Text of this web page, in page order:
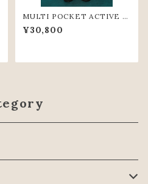
MULTI POCKET ACTIVE S
HORT PANTS(BLK)
¥30,800